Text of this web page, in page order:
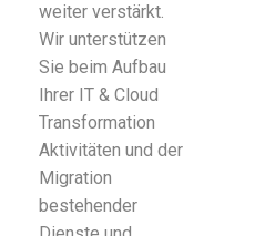
weiter verstärkt.
Wir unterstützen
Sie beim Aufbau
Ihrer IT & Cloud
Transformation
Aktivitäten und der
Migration
bestehender